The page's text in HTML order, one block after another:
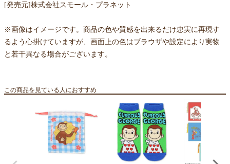
[発売元]株式会社スモール・プラネット
※画像はイメージです。商品の色や質感を出来るだけ忠実に再現す
るよう心掛けていますが、画面上の色はブラウザや設定により実物
と若干異なる場合がございます。
この商品を見ている人におすすめ